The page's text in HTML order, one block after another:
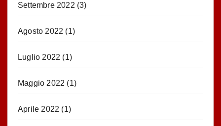
Settembre 2022 (3)
Agosto 2022 (1)
Luglio 2022 (1)
Maggio 2022 (1)
Aprile 2022 (1)